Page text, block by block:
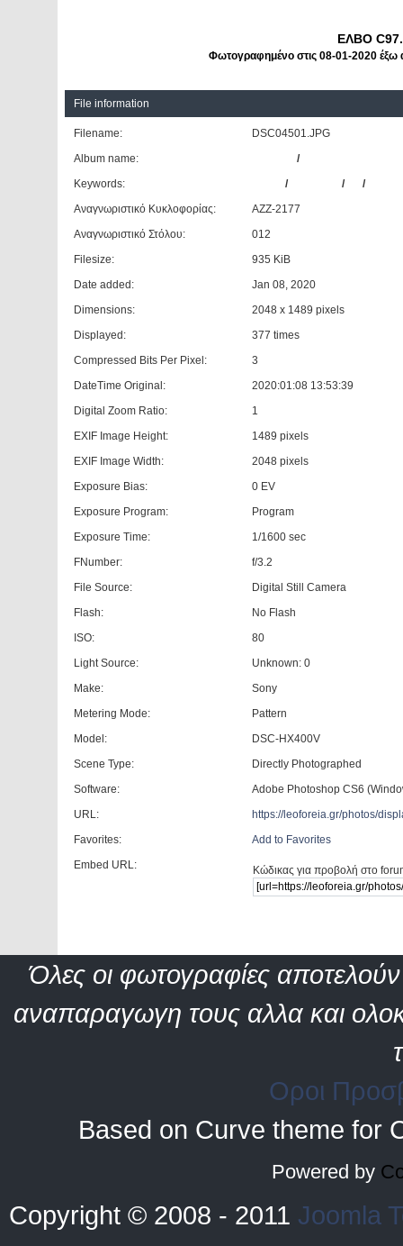
ΕΛΒΟ
Φωτογραφημένο στις 08-01-2020 έξω
File information
Filename:
DSC04501.JPG
Album name:
/
Keywords:
/ / /
Αναγνωριστικό Κυκλοφορίας:
ΑΖΖ-2177
Αναγνωριστικό Στόλου:
012
Filesize:
935 KiB
Date added:
Jan 08, 2020
Dimensions:
2048 x 1489 pixels
Displayed:
377 times
Compressed Bits Per Pixel:
3
DateTime Original:
2020:01:08 13:53:39
Digital Zoom Ratio:
1
EXIF Image Height:
1489 pixels
EXIF Image Width:
2048 pixels
Exposure Bias:
0 EV
Exposure Program:
Program
Exposure Time:
1/1600 sec
FNumber:
f/3.2
File Source:
Digital Still Camera
Flash:
No Flash
ISO:
80
Light Source:
Unknown: 0
Make:
Sony
Metering Mode:
Pattern
Model:
DSC-HX400V
Scene Type:
Directly Photographed
Software:
Adobe Photoshop CS6
URL:
https://leoforeia.gr/photos/
Favorites:
Add to Favorites
Embed URL:
Κώδικας για προβολή στο
Όλες οι φωτογραφίες αποτελούν
αναπαραγωγη τους αλλα και
Οροι
Based on Curve theme for
Powered by
Copyright © 2008 - 2011 Joomla